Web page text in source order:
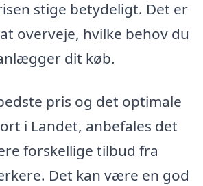
stige betydeligt. Det er
overveje, hvilke behov du
dit køb.
pris og det optimale
i Landet, anbefales det
forskellige tilbud fra
Det kan være en god